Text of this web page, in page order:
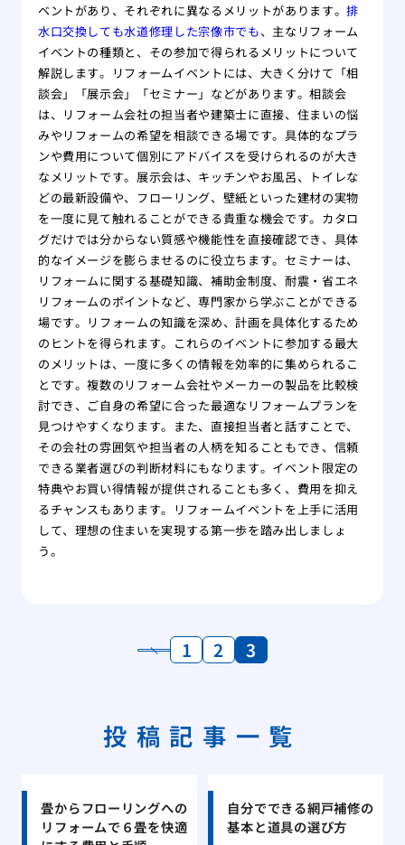
ベントがあり、それぞれに異なるメリットがあります。排
水口交換しても水道修理した宗像市でも、主なリフォーム
イベントの種類と、その参加で得られるメリットについて
解説します。リフォームイベントには、大きく分けて「相
談会」「展示会」「セミナー」などがあります。相談会
は、リフォーム会社の担当者や建築士に直接、住まいの悩
みやリフォームの希望を相談できる場です。具体的なプラ
ンや費用について個別にアドバイスを受けられるのが大き
なメリットです。展示会は、キッチンやお風呂、トイレな
どの最新設備や、フローリング、壁紙といった建材の実物
を一度に見て触れることができる貴重な機会です。カタロ
グだけでは分からない質感や機能性を直接確認でき、具体
的なイメージを膨らませるのに役立ちます。セミナーは、
リフォームに関する基礎知識、補助金制度、耐震・省エネ
リフォームのポイントなど、専門家から学ぶことができる
場です。リフォームの知識を深め、計画を具体化するため
のヒントを得られます。これらのイベントに参加する最大
のメリットは、一度に多くの情報を効率的に集められるこ
とです。複数のリフォーム会社やメーカーの製品を比較検
討でき、ご自身の希望に合った最適なリフォームプランを
見つけやすくなります。また、直接担当者と話すことで、
その会社の雰囲気や担当者の人柄を知ることもでき、信頼
できる業者選びの判断材料にもなります。イベント限定の
特典やお買い得情報が提供されることも多く、費用を抑え
るチャンスもあります。リフォームイベントを上手に活用
して、理想の住まいを実現する第一歩を踏み出しましょ
う。
1 2 3
投稿記事一覧
畳からフローリングへの
リフォームで６畳を快適
自分でできる網戸補修の
基本と道具の選び方